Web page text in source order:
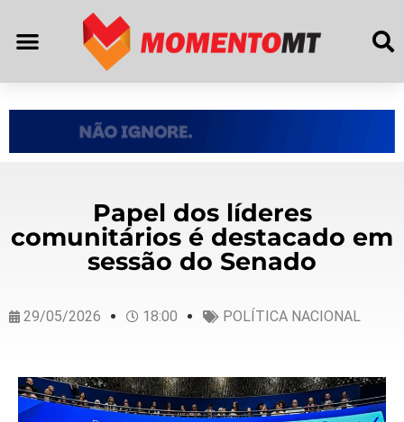
Papel dos líderes
comunitários é destacado em
sessão do Senado
29/05/2026 18:00 POLÍTICA NACIONAL